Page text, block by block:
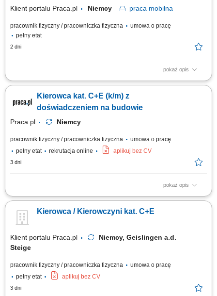
Klient portalu Praca.pl Niemcy praca mobilna
pracownik fizyczny / pracowniczka fizyczna
umowa o pracę
pełny etat
2 dni
pokaż opis
Sprawne prowadzenie zestawu ciężarowego (ciągnik + naczepa
przewozów w oparciu o dzienne godziny jazdy bez konieczności ciągłej
pracy w nocnych porach. Prowadzenie ekologicznych, maksymalnie
Kierowca kat. C+E (k/m) z
doświadczeniem na budowie
Praca.pl Niemcy
pracownik fizyczny / pracowniczka fizyczna
umowa o pracę
pełny etat
rekrutacja online aplikuj bez CV
3 dni
pokaż opis
Opis stanowiska Sprawna obsługa transportowa niemieckich projektów
Współpraca z brygadą na budowie przy operacjach załadunkowych oraz
bieżących pracach terenowych; Optymalne planowanie krótkich tras
Kierowca / Kierowczyni kat. C+E
Klient portalu Praca.pl
Niemcy, Geislingen a.d.
Steige
pracownik fizyczny / pracowniczka fizyczna
umowa o pracę
pełny etat
aplikuj bez CV
3 dni